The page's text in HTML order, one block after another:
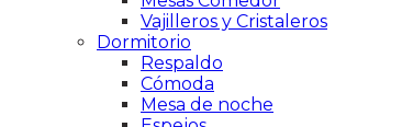
Vajilleros y Cristaleros
Dormitorio
Respaldo
Cómoda
Mesa de noche